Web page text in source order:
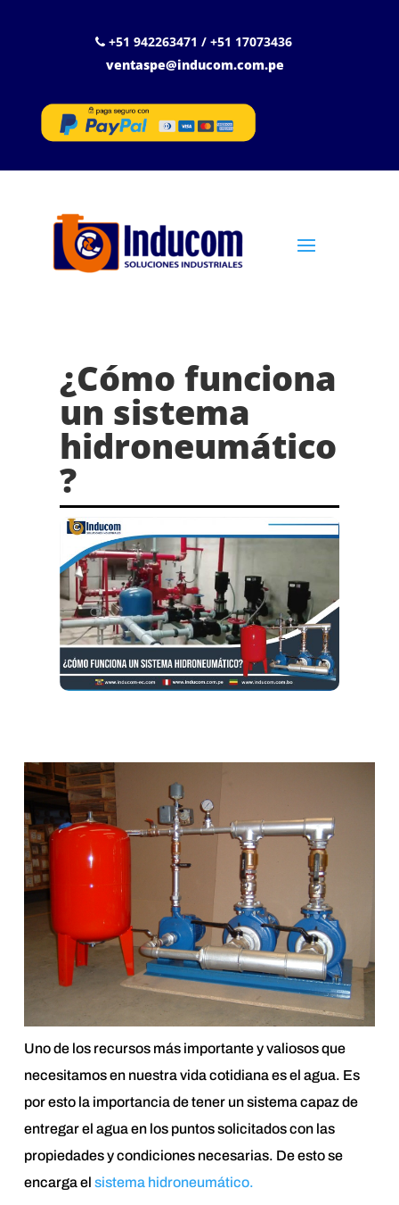
+51 942263471 / +51 17073436
ventaspe@inducom.com.pe
¿Cómo funciona
un sistema
hidroneumático
?
Uno de los recursos más importante y valiosos que
necesitamos en nuestra vida cotidiana es el agua. Es
por esto la importancia de tener un sistema capaz de
entregar el agua en los puntos solicitados con las
propiedades y condiciones necesarias. De esto se
encarga el sistema hidroneumático.